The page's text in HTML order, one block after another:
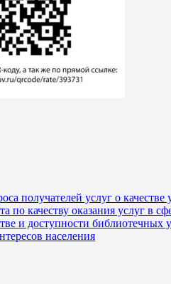
получателей услуг о
по качеству оказания услуг в
и доступности библиотечных
населения